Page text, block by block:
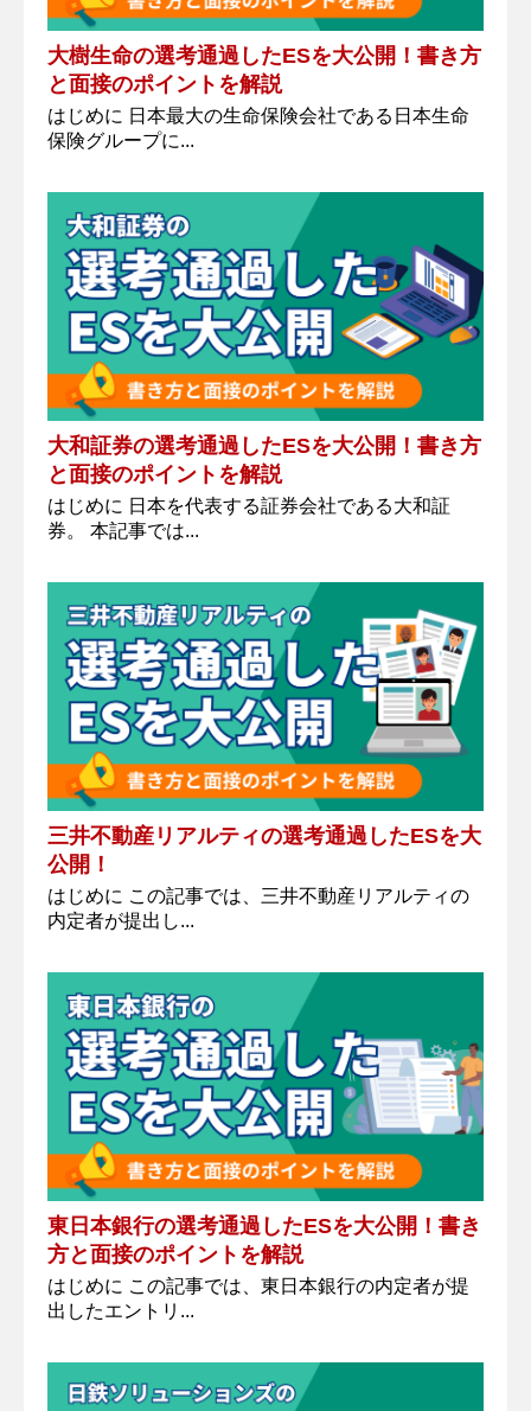
大樹生命の選考通過したESを大公開！書き方
と面接のポイントを解説
はじめに 日本最大の生命保険会社である日本生命
保険グループに...
大和証券の選考通過したESを大公開！書き方
と面接のポイントを解説
はじめに 日本を代表する証券会社である大和証
券。 本記事では...
三井不動産リアルティの選考通過したESを大
公開！
はじめに この記事では、三井不動産リアルティの
内定者が提出し...
東日本銀行の選考通過したESを大公開！書き
方と面接のポイントを解説
はじめに この記事では、東日本銀行の内定者が提
出したエントリ...